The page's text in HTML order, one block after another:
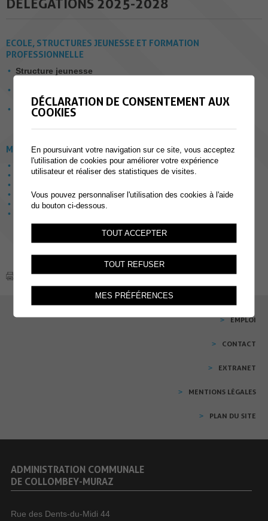
DÉLÉGATIONS 2025-2028
ECOLE, STRUCTURES JEUNESSE ET FORMATION
PROFESSIONNELLE
Structure jeunesse
Commission
Scolaire
Membres de la délégation : Natercia Knubel, Côme Vuille
MEMBRE DES DÉLÉGATIONS
Sécurité (police et feu)
Bâtiments
Appartements protégés
Mobilité (transports publics, mobilité douce)
EMPLOI
CONTACT
EXTRANET
MENTIONS LÉGALES
PLAN DU SITE
ADMINISTRATION COMMUNALE
DE COLLOMBEY-MURAZ
Rue des Dents-du-Midi 44
DÉCLARATION DE CONSENTEMENT AUX
COOKIES
En poursuivant votre navigation sur ce site, vous acceptez
l'utilisation de cookies pour améliorer votre expérience
utilisateur et réaliser des statistiques de visites.
Vous pouvez personnaliser l'utilisation des cookies à l'aide
du bouton ci-dessous.
TOUT ACCEPTER
TOUT REFUSER
MES PRÉFÉRENCES